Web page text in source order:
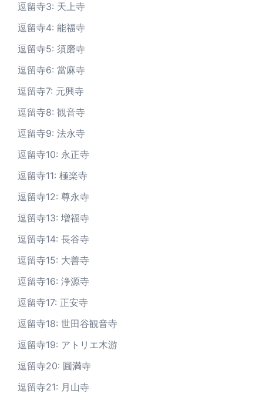
逗留寺3: 天上寺
逗留寺4: 能福寺
逗留寺5: 須磨寺
逗留寺6: 當麻寺
逗留寺7: 元興寺
逗留寺8: 観音寺
逗留寺9: 法永寺
逗留寺10: 永正寺
逗留寺11: 極楽寺
逗留寺12: 尊永寺
逗留寺13: 増福寺
逗留寺14: 長谷寺
逗留寺15: 大善寺
逗留寺16: 浄源寺
逗留寺17: 正安寺
逗留寺18: 世田谷観音寺
逗留寺19: アトリエ木游
逗留寺20: 圓満寺
逗留寺21: 月山寺